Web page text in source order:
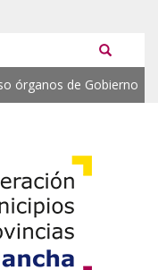
órganos de Gobierno